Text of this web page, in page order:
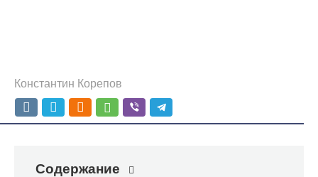
Константин Корепов
Содержание